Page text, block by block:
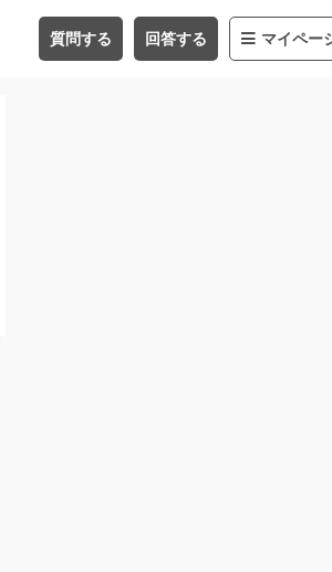
質問する 回答する マイペー